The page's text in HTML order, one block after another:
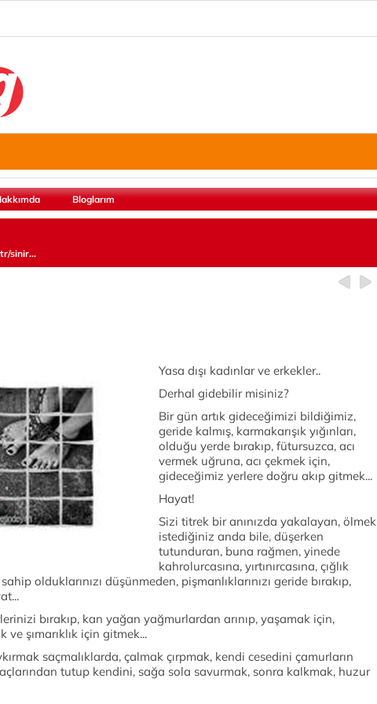
Bloglarım
sinir...
Yasa dışı kadınlar ve erkekler..
Derhal gidebilir misiniz?
Bir gün artık gideceğimizi bildiğimiz,
geride kalmış, karmakarışık yığınları,
olduğu yerde bırakıp, fütursuzca, acı
vermek uğruna, acı çekmek için,
gideceğimiz yerlere doğru akıp gitmek...
Hayat!
Sizi titrek bir anınızda yakalayan, ölmek
istediğiniz anda bile, düşerken
tutunduran, buna rağmen, yinede
kahrolurcasına, yırtınırcasına, çığlık
olduklarınızı düşünmeden, pişmanlıklarınızı geride bırakıp,
bırakıp, kan yağan yağmurlardan arınıp, yaşamak için,
şımarıklık için gitmek...
saçmalıklarda, çalmak çırpmak, kendi cesedini çamurların
tutup kendini, sağa sola savurmak, sonra kalkmak, huzur